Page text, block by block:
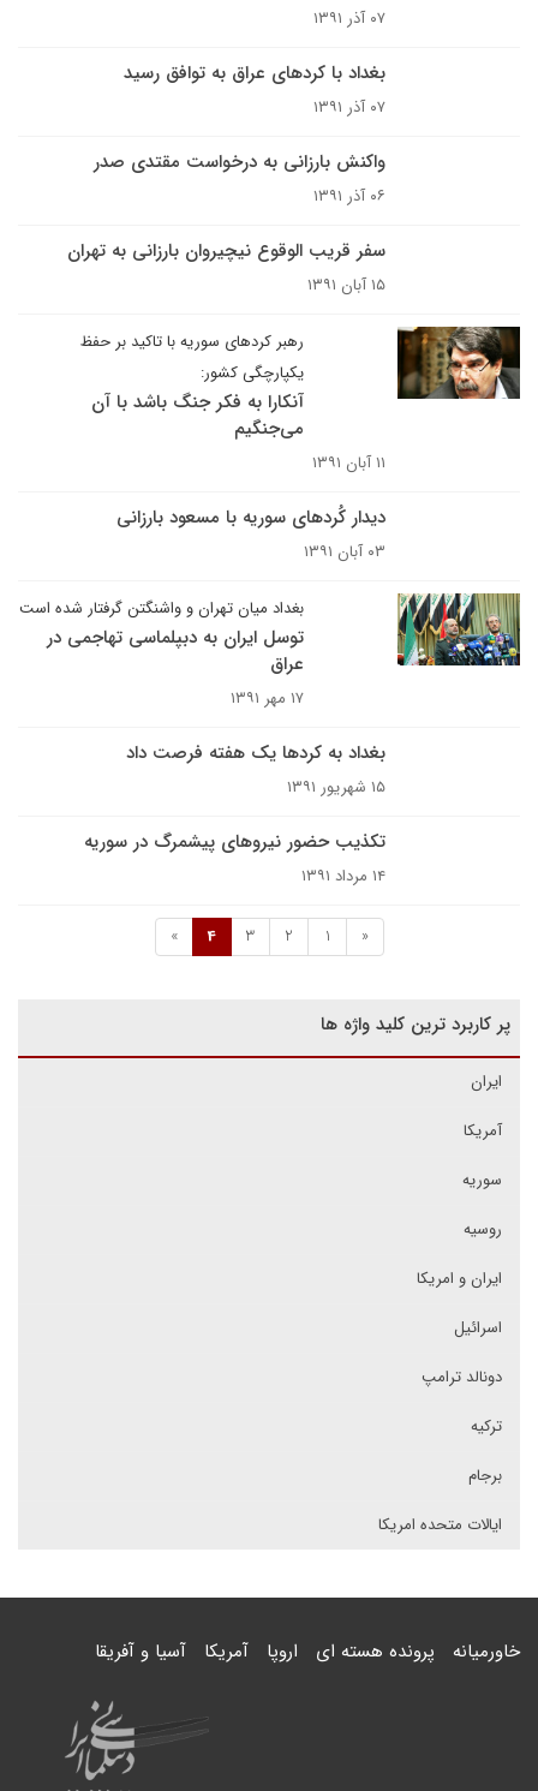
۰۷ آذر ۱۳۹۱
بغداد با کردهای عراق به توافق رسید
۰۷ آذر ۱۳۹۱
واکنش بارزانی به درخواست مقتدی صدر
۰۶ آذر ۱۳۹۱
سفر قریب الوقوع نیچیروان بارزانی به تهران
۱۵ آبان ۱۳۹۱
رهبر کردهای سوریه با تاکید بر حفظ
یکپارچگی کشور:
آنکارا به فکر جنگ باشد با آن
می‌جنگیم
۱۱ آبان ۱۳۹۱
دیدار کُردهای سوریه با مسعود بارزانی
۰۳ آبان ۱۳۹۱
بغداد میان تهران و واشنگتن گرفتار شده است
توسل ایران به دبپلماسی تهاجمی در
عراق
۱۷ مهر ۱۳۹۱
بغداد به کردها یک هفته فرصت داد
۱۵ شهریور ۱۳۹۱
تکذیب حضور نیروهای پیشمرگ در سوریه
۱۴ مرداد ۱۳۹۱
«
1
2
3
4
»
پر کاربرد ترین کلید واژه ها
ایران
آمریکا
سوریه
روسیه
ایران و امریکا
اسرائیل
دونالد ترامپ
ترکیه
برجام
ایالات متحده امریکا
خاورمیانه پرونده هسته ای اروپا آمریکا آسیا و آفریقا